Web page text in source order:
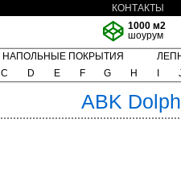
КОНТАКТЫ
1000 м2
шоурум
НАПОЛЬНЫЕ ПОКРЫТИЯ
C D E F G H
ABK